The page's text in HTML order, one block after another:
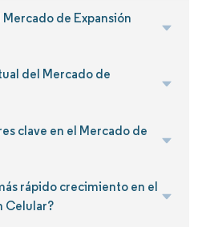
de Expansión
del Mercado de
clave en el Mercado de
rápido crecimiento en el
Celular?